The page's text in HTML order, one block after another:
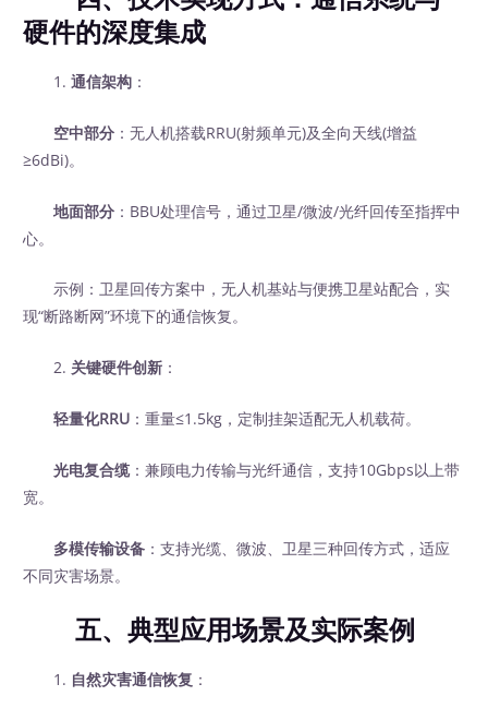
硬件的深度集成
1.通信架构 ：
空中部分 ：无人机搭载RRU(射频单元)及全向天线(增益
≥6dBi)。
地面部分 ：BBU处理信号，通过卫星/微波/光纤回传至指挥中
心。
示例：卫星回传方案中，无人机基站与便携卫星站配合，实
现“断路断网”环境下的通信恢复。
2. 关键硬件创新 ：
轻量化RRU ：重量≤1.5kg，定制挂架适配无人机载荷。
光电复合缆：兼顾电力传输与光纤通信，支持10Gbps以上带
宽。
多模传输设备 ：支持光缆、微波、卫星三种回传方式，适应
不同灾害场景。
五、典型应用场景及实际案例
1. 自然灾害通信恢复 ：